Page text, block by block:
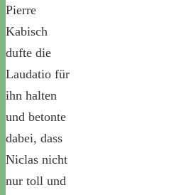
Pierre
Kabisch
dufte die
Laudatio für
ihn halten
und betonte
dabei, dass
Niclas nicht
nur toll und